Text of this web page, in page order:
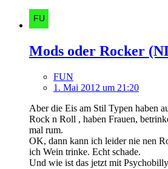
Mods oder Rocker
FUN
1. Mai 2012 um 21:20
Aber die Eis am Stil Typen haben
Rock n Roll , haben Frauen,
mal rum.
OK, dann kann ich leider nie nen
ich Wein trinke. Echt schade.
Und wie ist das jetzt mit